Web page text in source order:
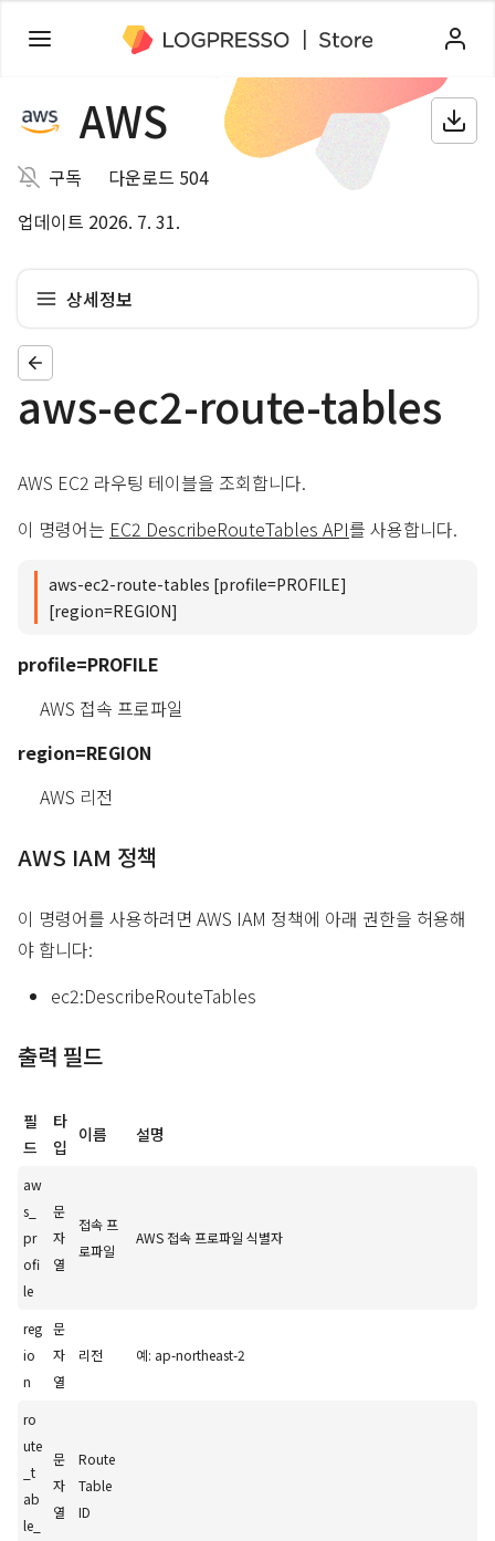
AWS
구독
다운로드 504
업데이트 2026. 7. 31.
상세정보
aws-ec2-route-tables
AWS EC2 라우팅 테이블을 조회합니다.
이 명령어는 EC2 DescribeRouteTables API를 사용합니다.
aws-ec2-route-tables [profile=PROFILE]
[region=REGION]
profile=PROFILE
AWS 접속 프로파일
region=REGION
AWS 리전
AWS IAM 정책
이 명령어를 사용하려면 AWS IAM 정책에 아래 권한을 허용해
야 합니다:
ec2:DescribeRouteTables
출력 필드
필
드
타
입
이름 설명
aw
s_
pr
ofi
le
문
자
열
접속 프
로파일
AWS 접속 프로파일 식별자
reg
io
n
문
자
열
리전 예: ap-northeast-2
ro
ute
_t
ab
le_
문
자
열
Route
Table
ID